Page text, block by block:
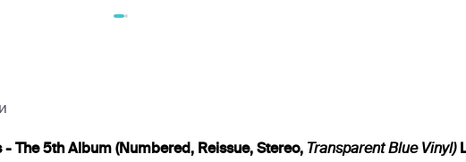
The 5th Album (Numbered, Reissue, Stereo, Transparent Blue Vinyl)